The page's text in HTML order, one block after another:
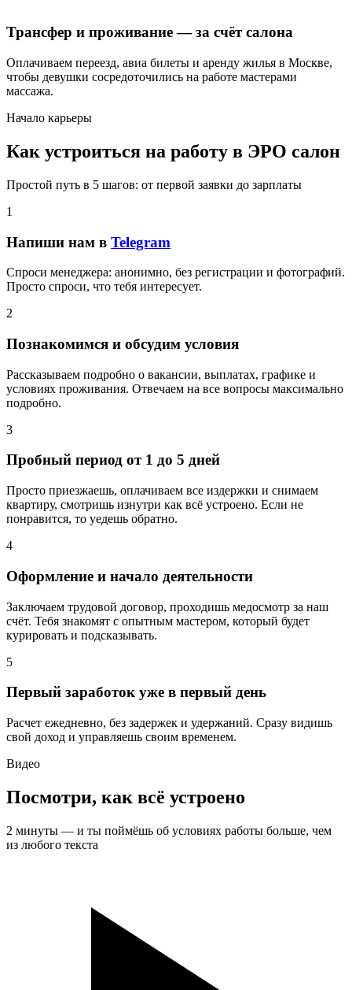
Трансфер и проживание — за счёт салона
Оплачиваем переезд, авиа билеты и аренду жилья в Москве,
чтобы девушки сосредоточились на работе мастерами
массажа.
Начало карьеры
Как устроиться на работу в ЭРО салон
Простой путь в 5 шагов: от первой заявки до зарплаты
1
Напиши нам в Telegram
Спроси менеджера: анонимно, без регистрации и фотографий.
Просто спроси, что тебя интересует.
2
Познакомимся и обсудим условия
Рассказываем подробно о вакансии, выплатах, графике и
условиях проживания. Отвечаем на все вопросы максимально
подробно.
3
Пробный период от 1 до 5 дней
Просто приезжаешь, оплачиваем все издержки и снимаем
квартиру, смотришь изнутри как всё устроено. Если не
понравится, то уедешь обратно.
4
Оформление и начало деятельности
Заключаем трудовой договор, проходишь медосмотр за наш
счёт. Тебя знакомят с опытным мастером, который будет
курировать и подсказывать.
5
Первый заработок уже в первый день
Расчет ежедневно, без задержек и удержаний. Сразу видишь
свой доход и управляешь своим временем.
Видео
Посмотри, как всё устроено
2 минуты — и ты поймёшь об условиях работы больше, чем
из любого текста